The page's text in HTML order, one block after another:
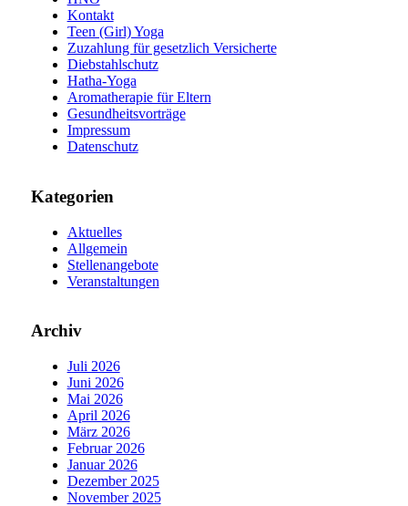
Kontakt
Teen (Girl) Yoga
Zuzahlung für gesetzlich Versicherte
Diebstahlschutz
Hatha-Yoga
Aromatherapie für Eltern
Gesundheitsvorträge
Impressum
Datenschutz
Kategorien
Aktuelles
Allgemein
Stellenangebote
Veranstaltungen
Archiv
Juli 2026
Juni 2026
Mai 2026
April 2026
März 2026
Februar 2026
Januar 2026
Dezember 2025
November 2025